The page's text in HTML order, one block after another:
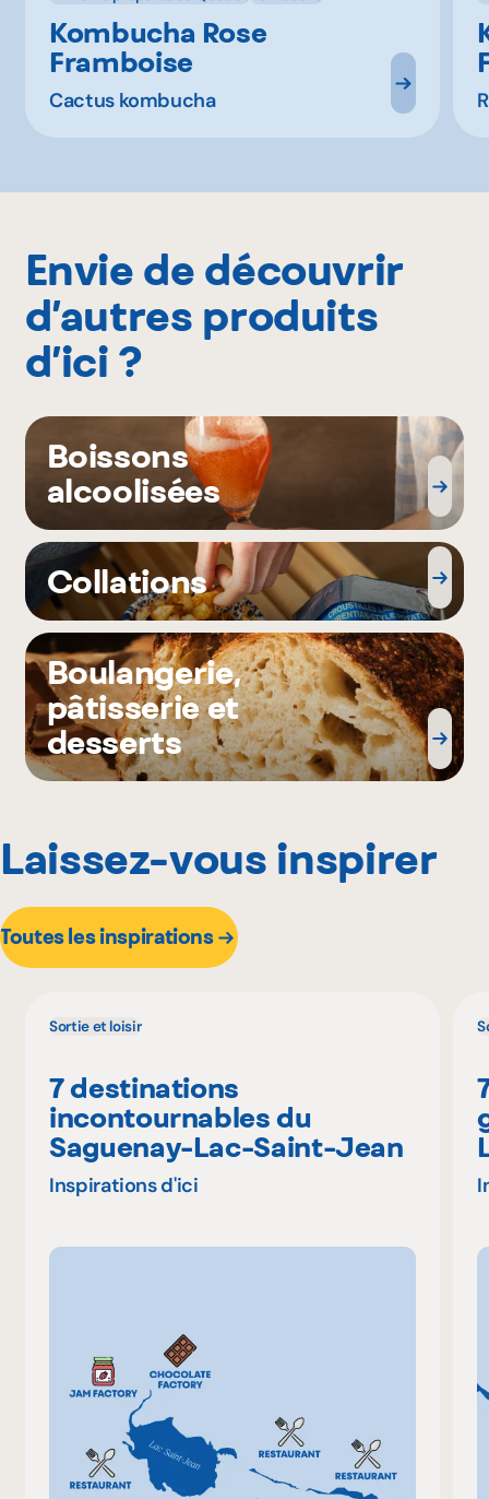
Kombucha Rose
Framboise
Cactus kombucha
Envie de découvrir
d’autres produits
d’ici ?
Boissons
alcoolisées
Collations
Boulangerie,
pâtisserie et
desserts
Laissez-vous inspirer
Toutes les inspirations
Sortie et loisir
7 destinations
incontournables du
Saguenay-Lac-Saint-Jean
Inspirations d'ici